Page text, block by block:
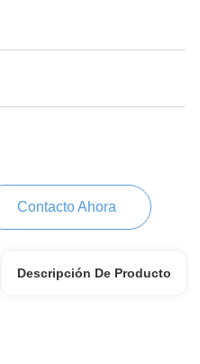
Contacto Ahora
Descripción De Producto